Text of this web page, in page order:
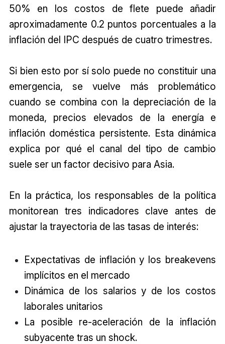
50% en los costos de flete puede añadir
aproximadamente 0.2 puntos porcentuales a la
inflación del IPC después de cuatro trimestres.
Si bien esto por sí solo puede no constituir una
emergencia, se vuelve más problemático
cuando se combina con la depreciación de la
moneda, precios elevados de la energía e
inflación doméstica persistente. Esta dinámica
explica por qué el canal del tipo de cambio
suele ser un factor decisivo para Asia.
En la práctica, los responsables de la política
monitorean tres indicadores clave antes de
ajustar la trayectoria de las tasas de interés:
Expectativas de inflación y los breakevens
implícitos en el mercado
Dinámica de los salarios y de los costos
laborales unitarios
La posible re-aceleración de la inflación
subyacente tras un shock.